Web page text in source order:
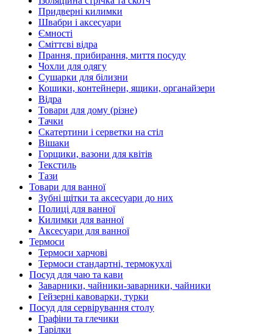
Придверні килимки
Швабри і аксесуари
Ємності
Сміттєві відра
Прання, прибирання, миття посуду
Чохли для одягу
Сушарки для білизни
Кошики, контейнери, ящики, органайзери
Відра
Товари для дому (різне)
Тачки
Скатертини і серветки на стіл
Вішаки
Горщики, вазони для квітів
Текстиль
Тази
Товари для ванної
Зубні щітки та аксесуари до них
Полиці для ванної
Килимки для ванної
Аксесуари для ванної
Термоси
Термоси харчові
Термоси стандартні, термокухлі
Посуд для чаю та кави
Заварники, чайники-заварники, чайники
Гейзерні кавоварки, турки
Посуд для сервірування столу
Графіни та глечики
Тарілки